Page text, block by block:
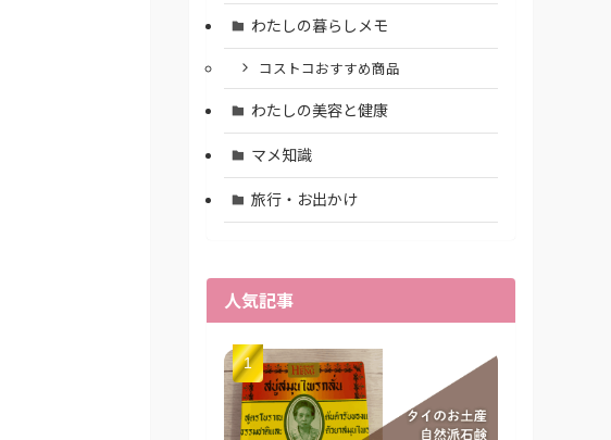
わたしの暮らしメモ
コストコおすすめ商品
わたしの美容と健康
マメ知識
旅行・お出かけ
人気記事